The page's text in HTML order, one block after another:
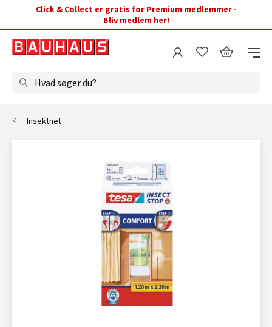
Click & Collect er gratis for Premium medlemmer -
Bliv medlem her!
Hvad søger du?
Insektnet